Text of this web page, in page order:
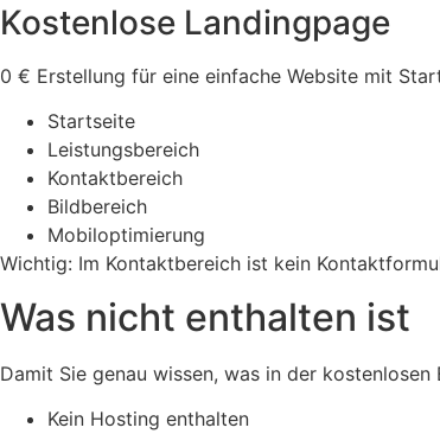
Kostenlose Landingpage
0 € Erstellung für eine einfache Website mit
Startseite
Leistungsbereich
Kontaktbereich
Bildbereich
Mobiloptimierung
Wichtig: Im Kontaktbereich ist kein
Was nicht enthalten ist
Damit Sie genau wissen, was in der
Kein Hosting enthalten